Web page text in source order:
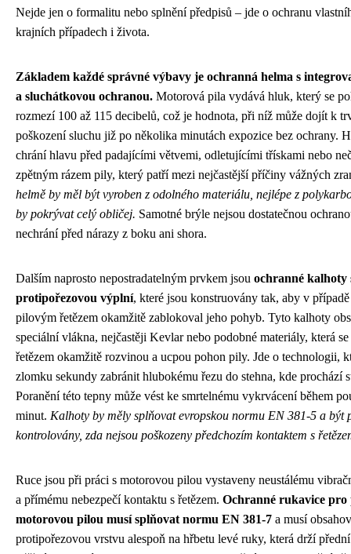
Nejde jen o formalitu nebo splnění předpisů – jde o ochranu
krajních případech i života.
Základem každé správné výbavy je ochranná helma s
a sluchátkovou ochranou. Motorová pila vydává hluk, který se
rozmezí 100 až 115 decibelů, což je hodnota, při níž může dojít k
poškození sluchu již po několika minutách expozice bez ochrany.
chrání hlavu před padajícími větvemi, odletujícími třískami nebo
zpětným rázem pily, který patří mezi nejčastější příčiny vážných
helmě by měl být vyroben z odolného materiálu, nejlépe z
by pokrývat celý obličej. Samotné brýle nejsou dostatečnou
nechrání před nárazy z boku ani shora.
Dalším naprosto nepostradatelným prvkem jsou ochranné kalhoty
protipořezovou výplní, které jsou konstruovány tak, aby v
pilovým řetězem okamžitě zablokoval jeho pohyb. Tyto kalhoty
speciální vlákna, nejčastěji Kevlar nebo podobné materiály, která
řetězem okamžitě rozvinou a ucpou pohon pily. Jde o technologii,
zlomku sekundy zabránit hlubokému řezu do stehna, kde prochází
Poranění této tepny může vést ke smrtelnému vykrvácení během
minut. Kalhoty by měly splňovat evropskou normu EN 381-5 a být
kontrolovány, zda nejsou poškozeny předchozím kontaktem s
Ruce jsou při práci s motorovou pilou vystaveny neustálému
a přímému nebezpečí kontaktu s řetězem. Ochranné rukavice pro
motorovou pilou musí splňovat normu EN 381-7 a musí
protipořezovou vrstvu alespoň na hřbetu levé ruky, která drží